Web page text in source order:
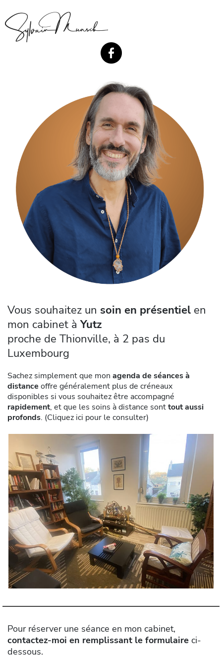
Vous souhaitez un soin en présentiel en
mon cabinet àYutz
proche de Thionville, à 2 pas du
Luxembourg
Sachez simplement que mon agenda de séances à
distance offre généralement plus de créneaux
disponibles si vous souhaitez être accompagné
rapidement, et que les soins à distance sonttout aussi
profonds. (Cliquez ici pour le consulter)
Pour réserver une séance en mon cabinet,
contactez-moi en remplissant le formulaire ci-
dessous.